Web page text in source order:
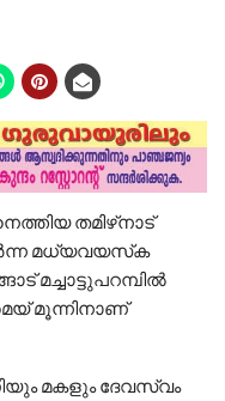
തമിഴ്‌നാട്
മധ്യവയസ്‌ക
മച്ചാട്ടുപറമ്പില്‍
മൂന്നിനാണ്
മകളും ദേവസ്വം